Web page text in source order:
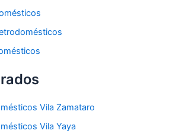
Vila Zamataro
Vila Yaya